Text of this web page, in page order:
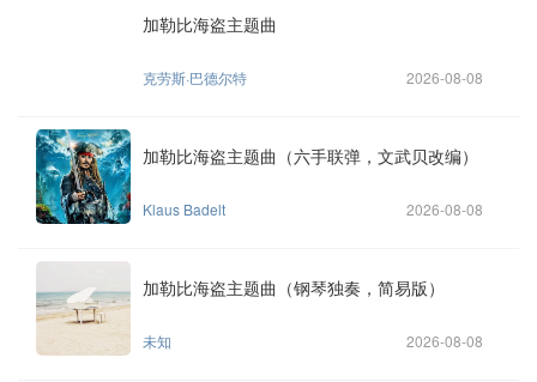
加勒比海盗主题曲
克劳斯·巴德尔特 2026-08-08
加勒比海盗主题曲（六手联弹，文武贝改编）
Klaus Badelt 2026-08-08
加勒比海盗主题曲（钢琴独奏，简易版）
未知 2026-08-08